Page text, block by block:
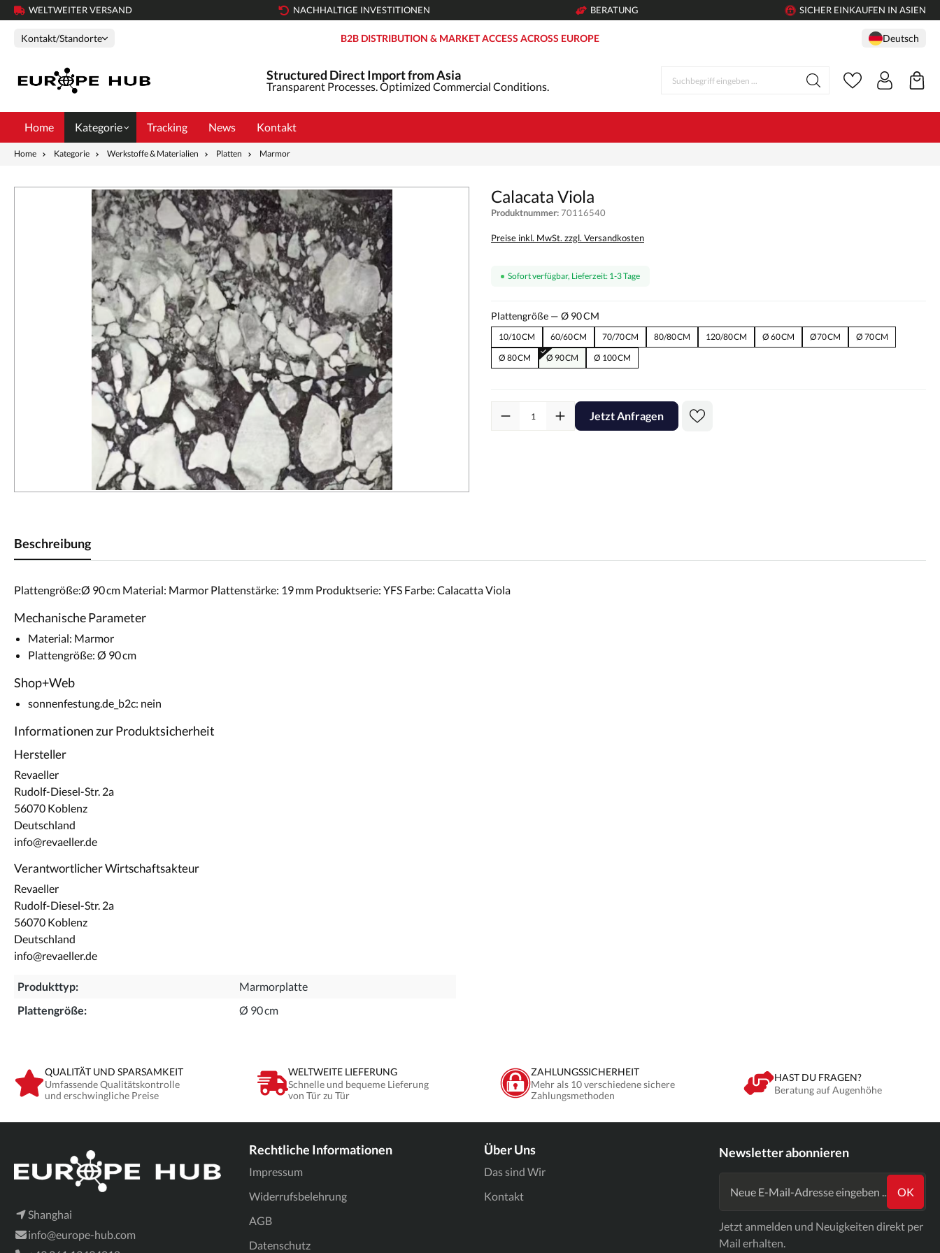
WELTWEITER VERSAND NACHHALTIGE INVESTITIONEN BERATUNG SICHER EINKAUFEN IN ASIEN
Kontakt/Standorte B2B DISTRIBUTION & MARKET ACCESS ACROSS EUROPE Deutsch
Structured Direct Import from Asia
Transparent Processes. Optimized Commercial Conditions.
Home Kategorie Tracking News Kontakt
Home Kategorie Werkstoffe & Materialien Platten Marmor
Calacata Viola
Produktnummer:70116540
Preise inkl. MwSt. zzgl. Versandkosten
Sofort verfügbar, Lieferzeit: 1-3 Tage
Plattengröße — Ø 90 CM
10/10 CM 60/60 CM 70/70 CM 80/80 CM 120/80 CM Ø 60 CM Ø70 CM
Ø 70 CM
Ø 80 CM
Ø 90 CM Ø 100 CM
Jetzt Anfragen
Beschreibung
Plattengröße:Ø 90 cm Material: Marmor Plattenstärke: 19 mm Produktserie: YFS Farbe: Calacatta Viola
Mechanische Parameter
Material: Marmor
Plattengröße: Ø 90 cm
Shop+Web
sonnenfestung.de_b2c: nein
Informationen zur Produktsicherheit
Hersteller
Revaeller
Rudolf-Diesel-Str. 2a
56070 Koblenz
Deutschland
info@revaeller.de
Verantwortlicher Wirtschaftsakteur
Revaeller
Rudolf-Diesel-Str. 2a
56070 Koblenz
Deutschland
info@revaeller.de
Produkttyp:
Marmorplatte
Plattengröße:
Ø 90 cm
QUALITÄT UND SPARSAMKEIT
Umfassende Qualitätskontrolle
und erschwingliche Preise
WELTWEITE LIEFERUNG
Schnelle und bequeme Lieferung
von Tür zu Tür
ZAHLUNGSSICHERHEIT
Mehr als 10 verschiedene sichere
Zahlungsmethoden
HAST DU FRAGEN?
Beratung auf Augenhöhe
Shanghai
info@europe-hub.com
Rechtliche Informationen
Impressum
Widerrufsbelehrung
AGB
Datenschutz
Über Uns
Das sind Wir
Kontakt
Newsletter abonnieren
OK
Jetzt anmelden und Neuigkeiten direkt per
Mail erhalten.